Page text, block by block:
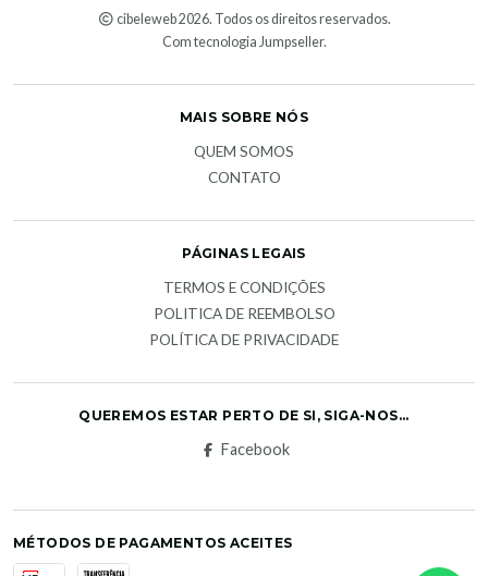
cibeleweb 2026. Todos os direitos reservados.
Com tecnologia Jumpseller.
MAIS SOBRE NÓS
QUEM SOMOS
CONTATO
PÁGINAS LEGAIS
TERMOS E CONDIÇÕES
POLITICA DE REEMBOLSO
POLÍTICA DE PRIVACIDADE
QUEREMOS ESTAR PERTO DE SI, SIGA-NOS...
Facebook
MÉTODOS DE PAGAMENTOS ACEITES